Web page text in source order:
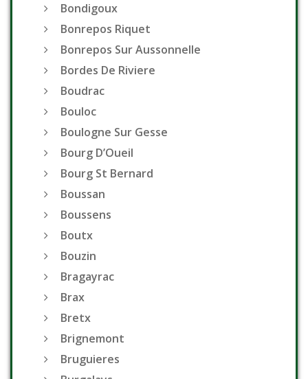
Bondigoux
Bonrepos Riquet
Bonrepos Sur Aussonnelle
Bordes De Riviere
Boudrac
Bouloc
Boulogne Sur Gesse
Bourg D’Oueil
Bourg St Bernard
Boussan
Boussens
Boutx
Bouzin
Bragayrac
Brax
Bretx
Brignemont
Bruguieres